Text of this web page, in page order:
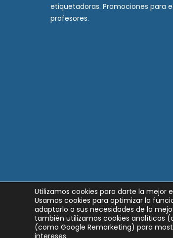
etiquetadoras. Promociones para
profesores.
Utilizamos cookies para darte la mejor
Usamos cookies para optimizar la
adaptarlo a sus necesidades de la
también utilizamos cookies analíticas
(como Google Remarketing) para
intereses.